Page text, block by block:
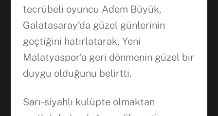
tecrübeli oyuncu Adem Büyük,
Galatasaray’da güzel günlerinin
geçtiğini hatırlatarak, Yeni
Malatyaspor’a geri dönmenin güzel bir
duygu olduğunu belirtti.
Sarı-siyahlı kulüpte olmaktan